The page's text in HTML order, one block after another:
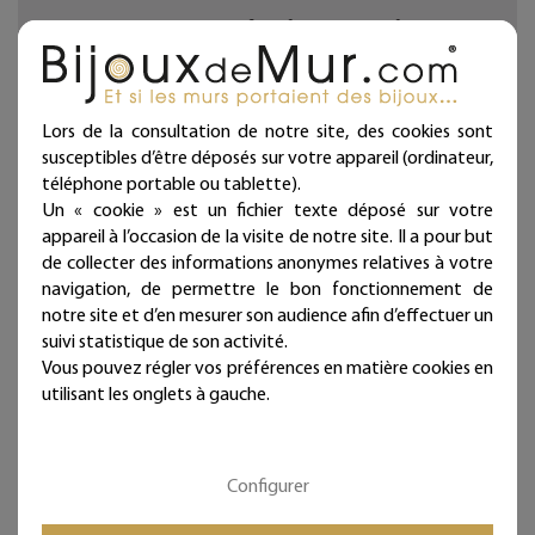
Décoration d'intérieur en fil de fer recuit noir façonnée à
la main dans notre atelier.
Fabrication française. Artisanat d'art.
Chaque bijou de mur est présenté dans une jolie
pochette prête à offrir et qui atteste sa fabrication
artisanale et française !
Deux punaises fournies par lignes (noir mat diamètre 11
mm, longueur 11 mm).
Ces articles sont réservés à la décoration d'intérieur.
Tous les Bijoux de Mur sont traités anticorrosion.
Les commandes sont expédiées sous deux jours ouvrés.
intemporelles et repositionnables à l'infini !
Lors de la consultation de notre site, des cookies sont
susceptibles d’être déposés sur votre appareil (ordinateur,
téléphone portable ou tablette).
Un « cookie » est un fichier texte déposé sur votre
appareil à l’occasion de la visite de notre site. Il a pour but
de collecter des informations anonymes relatives à votre
navigation, de permettre le bon fonctionnement de
notre site et d’en mesurer son audience afin d’effectuer un
suivi statistique de son activité.
Vous pouvez régler vos préférences en matière cookies en
utilisant les onglets à gauche.
Configurer